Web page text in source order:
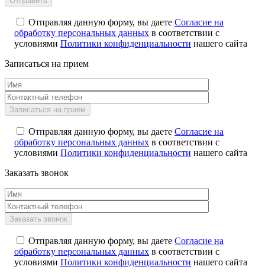
Отправляя данную форму, вы даете Согласие на
обработку персональных данных в соответствии с
условиями Политики конфиденциальности нашего сайта
Записаться на прием
Отправляя данную форму, вы даете Согласие на
обработку персональных данных в соответствии с
условиями Политики конфиденциальности нашего сайта
Заказать звонок
Отправляя данную форму, вы даете Согласие на
обработку персональных данных в соответствии с
условиями Политики конфиденциальности нашего сайта